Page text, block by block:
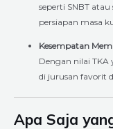
seperti SNBT
persiapan masa
Kesempatan
Dengan nilai
di jurusan favorit
Apa Saja